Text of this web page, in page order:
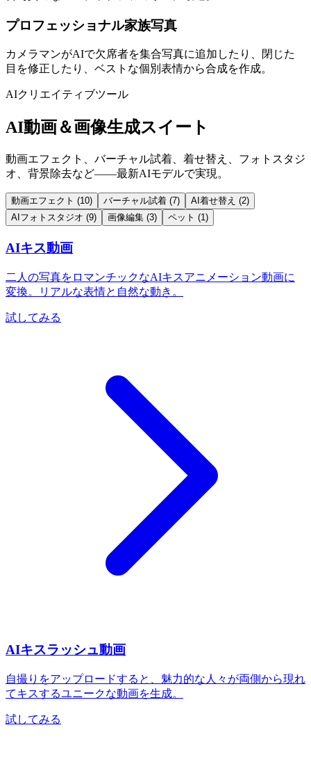
プロフェッショナル家族写真
カメラマンがAIで欠席者を集合写真に追加したり、閉じた
目を修正したり、ベストな個別表情から合成を作成。
AIクリエイティブツール
AI動画＆画像生成スイート
動画エフェクト、バーチャル試着、着せ替え、フォトスタジ
オ、背景除去など——最新AIモデルで実現。
動画エフェクト (10) バーチャル試着 (7) AI着せ替え (2)
AIフォトスタジオ (9) 画像編集 (3) ペット (1)
AIキス動画
二人の写真をロマンチックなAIキスアニメーション動画に
変換。リアルな表情と自然な動き。
試してみる
AIキスラッシュ動画
自撮りをアップロードすると、魅力的な人々が両側から現れ
てキスするユニークな動画を生成。
試してみる